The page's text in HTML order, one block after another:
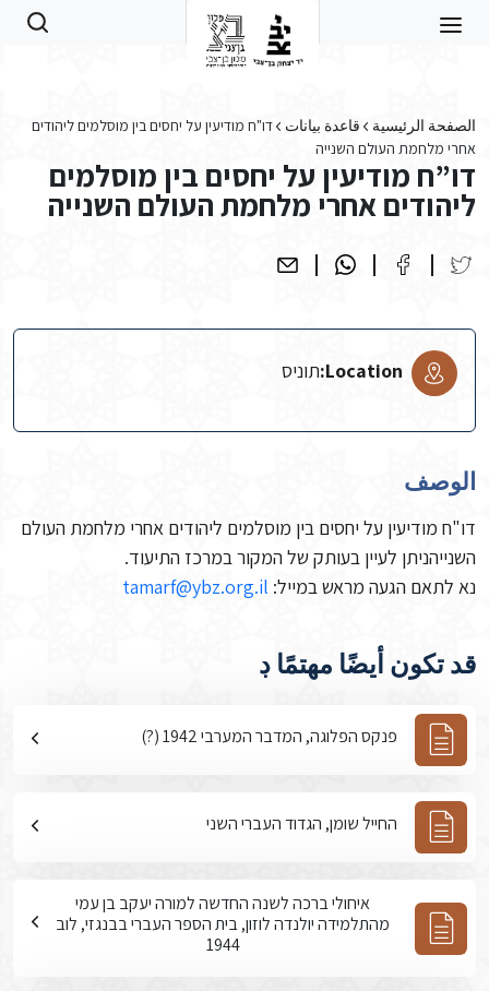
الصفحة الرئيسية قاعدة بيانات
דו"ח מודיעין על יחסים בין מוסלמים ליהודים
אחרי מלחמת העולם השנייה
דו”ח מודיעין על יחסים בין מוסלמים
ליהודים אחרי מלחמת העולם השנייה
Location: תוניס
الوصف
דו"ח מודיעין על יחסים בין מוסלמים ליהודים אחרי מלחמת העולם
השנייהניתן לעיין בעותק של המקור במרכז התיעוד.
נא לתאם הגעה מראש במייל: tamarf@ybz.org.il
قد تكون أيضًا مهتمًا ڊ
פנקס הפלוגה, המדבר המערבי 1942 (?)
החייל שומן, הגדוד העברי השני
איחולי ברכה לשנה החדשה למורה יעקב בן עמי
מהתלמידה יולנדה לוזון, בית הספר העברי בבנגזי, לוב
1944